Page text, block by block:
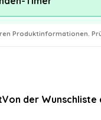
Produktinformationen.
Von der